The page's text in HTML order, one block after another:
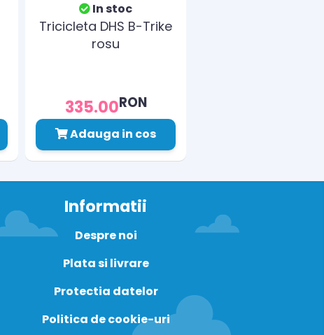
In stoc
Tricicleta DHS B-Trike
rosu
335.00RON
Adauga in cos
Informatii
Despre noi
Plata si livrare
Protectia datelor
Politica de cookie-uri